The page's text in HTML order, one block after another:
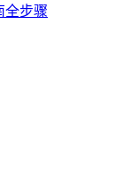
全步骤